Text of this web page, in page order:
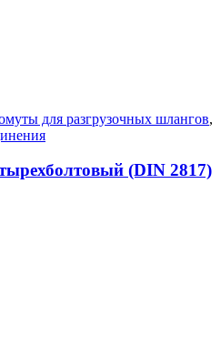
для разгрузочных шлангов,
(DIN 2817)